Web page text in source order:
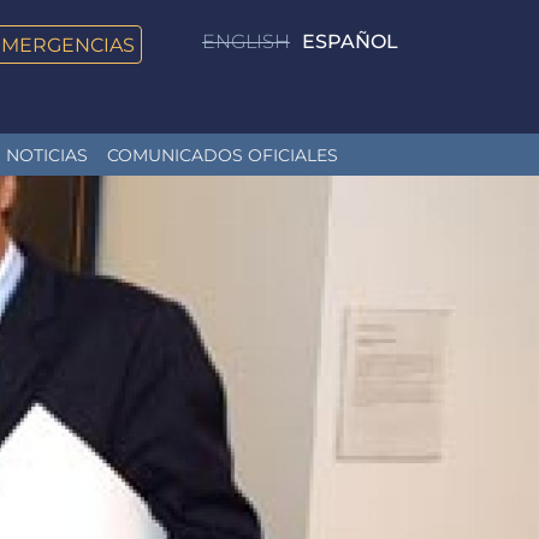
ENGLISH ESPAÑOL
NOTICIAS COMUNICADOS OFICIALES